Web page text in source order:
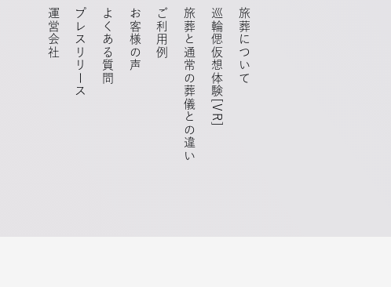
旅葬について
巡輪偲仮想体験[VR]
旅葬と通常の葬儀との違い
ご利用例
お客様の声
よくある質問
プレスリリース
運営会社